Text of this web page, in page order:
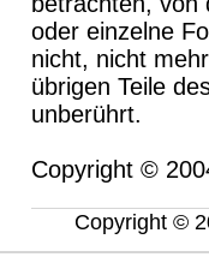
oder einzelne
nicht, nicht
übrigen Teile
unberührt.
Copyright ©
Copyright ©